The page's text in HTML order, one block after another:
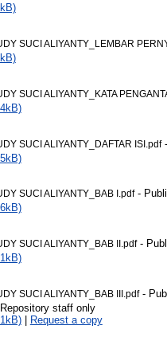
SUCI ALIYANTY_LEMBAR
SUCI ALIYANTY_KATA
SUCI ALIYANTY_DAFTAR ISI.pdf-
SUCI ALIYANTY_BAB I.pdf-
SUCI ALIYANTY_BAB II.pdf-
SUCI ALIYANTY_BAB III.pdf-
staff only
|
Request a copy